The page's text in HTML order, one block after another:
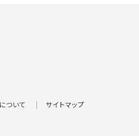
ついて サイトマップ